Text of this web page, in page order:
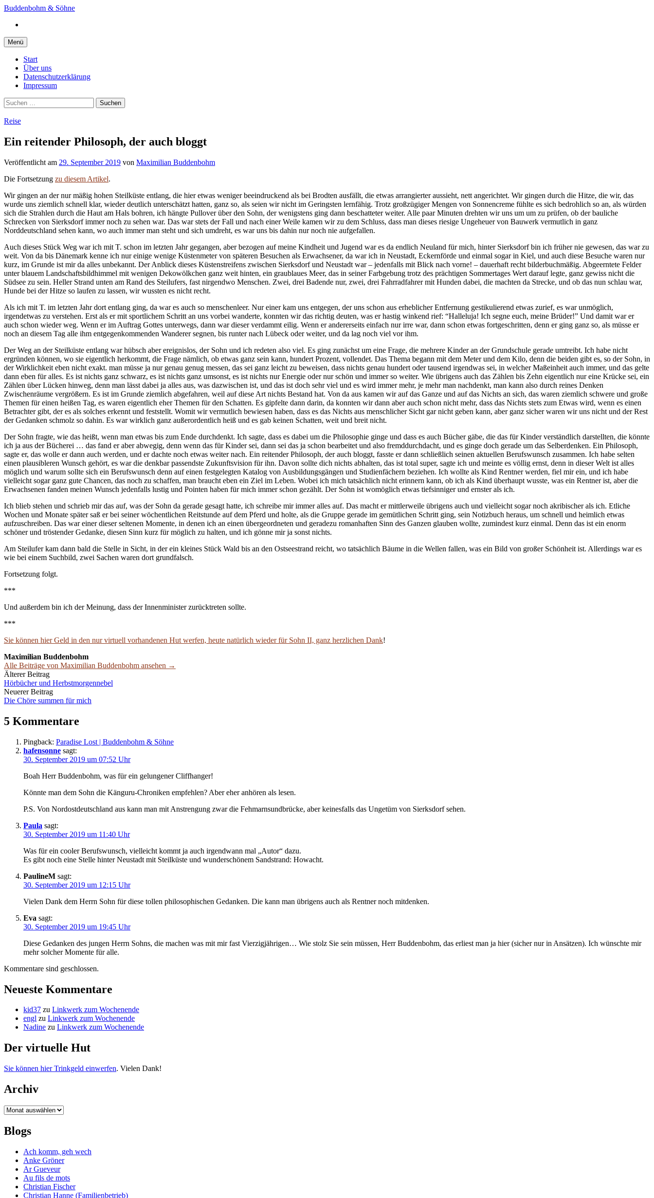
Springe
Inhalt
Buddenbohm & Söhne
Menü
Start
Über uns
Datenschutzerklärung
Impressum
Suchen
nach:
Reise
Ein reitender Philosoph, der auch bloggt
Veröffentlicht am 29. September 2019 von Maximilian Buddenbohm
Die Fortsetzung zu diesem Artikel.
Wir gingen an der nur mäßig hohen Steilküste entlang, die hier etwas weniger beeindruckend als bei Brodten ausfällt, die etwas arrangierter aussieht, nett angerichtet. Wir gingen durch die Hitze, die wir, das
wurde uns ziemlich schnell klar, wieder deutlich unterschätzt hatten, ganz so, als seien wir nicht im Geringsten lernfähig. Trotz großzügiger Mengen von Sonnencreme fühlte es sich bedrohlich so an, als würden
sich die Strahlen durch die Haut am Hals bohren, ich hängte Pullover über den Sohn, der wenigstens ging dann beschatteter weiter. Alle paar Minuten drehten wir uns um um zu prüfen, ob der bauliche
Schrecken von Sierksdorf immer noch zu sehen war. Das war stets der Fall und nach einer Weile kamen wir zu dem Schluss, dass man dieses riesige Ungeheuer von Bauwerk vermutlich in ganz
Norddeutschland sehen kann, wo auch immer man steht und sich umdreht, es war uns bis dahin nur noch nie aufgefallen.
Auch dieses Stück Weg war ich mit T. schon im letzten Jahr gegangen, aber bezogen auf meine Kindheit und Jugend war es da endlich Neuland für mich, hinter Sierksdorf bin ich früher nie gewesen, das war zu
weit. Von da bis Dänemark kenne ich nur einige wenige Küstenmeter von späteren Besuchen als Erwachsener, da war ich in Neustadt, Eckernförde und einmal sogar in Kiel, und auch diese Besuche waren nur
kurz, im Grunde ist mir da alles unbekannt. Der Anblick dieses Küstenstreifens zwischen Sierksdorf und Neustadt war – jedenfalls mit Blick nach vorne! – dauerhaft recht bilderbuchmäßig. Abgeerntete Felder
unter blauem Landschaftsbildhimmel mit wenigen Dekowölkchen ganz weit hinten, ein graublaues Meer, das in seiner Farbgebung trotz des prächtigen Sommertages Wert darauf legte, ganz gewiss nicht die
Südsee zu sein. Heller Strand unten am Rand des Steilufers, fast nirgendwo Menschen. Zwei, drei Badende nur, zwei, drei Fahrradfahrer mit Hunden dabei, die machten da Strecke, und ob das nun schlau war,
Hunde bei der Hitze so laufen zu lassen, wir wussten es nicht recht.
Als ich mit T. im letzten Jahr dort entlang ging, da war es auch so menschenleer. Nur einer kam uns entgegen, der uns schon aus erheblicher Entfernung gestikulierend etwas zurief, es war unmöglich,
irgendetwas zu verstehen. Erst als er mit sportlichem Schritt an uns vorbei wanderte, konnten wir das richtig deuten, was er hastig winkend rief: “Halleluja! Ich segne euch, meine Brüder!” Und damit war er
auch schon wieder weg. Wenn er im Auftrag Gottes unterwegs, dann war dieser verdammt eilig. Wenn er andererseits einfach nur irre war, dann schon etwas fortgeschritten, denn er ging ganz so, als müsse er
noch an diesem Tag alle ihm entgegenkommenden Wanderer segnen, bis runter nach Lübeck oder weiter, und da lag noch viel vor ihm.
Der Weg an der Steilküste entlang war hübsch aber ereignislos, der Sohn und ich redeten also viel. Es ging zunächst um eine Frage, die mehrere Kinder an der Grundschule gerade umtreibt. Ich habe nicht
ergründen können, wo sie eigentlich herkommt, die Frage nämlich, ob etwas ganz sein kann, hundert Prozent, vollendet. Das Thema begann mit dem Meter und dem Kilo, denn die beiden gibt es, so der Sohn, in
der Wirklichkeit eben nicht exakt. man müsse ja nur genau genug messen, das sei ganz leicht zu beweisen, dass nichts genau hundert oder tausend irgendwas sei, in welcher Maßeinheit auch immer, und das gelte
dann eben für alles. Es ist nichts ganz schwarz, es ist nichts ganz umsonst, es ist nichts nur Energie oder nur schön und immer so weiter. Wie übrigens auch das Zählen bis Zehn eigentlich nur eine Krücke sei, ein
Zählen über Lücken hinweg, denn man lässt dabei ja alles aus, was dazwischen ist, und das ist doch sehr viel und es wird immer mehr, je mehr man nachdenkt, man kann also durch reines Denken
Zwischenräume vergrößern. Es ist im Grunde ziemlich abgefahren, weil auf diese Art nichts Bestand hat. Von da aus kamen wir auf das Ganze und auf das Nichts an sich, das waren ziemlich schwere und große
Themen für einen heißen Tag, es waren eigentlich eher Themen für den Schatten. Es gipfelte dann darin, da konnten wir dann aber auch schon nicht mehr, dass das Nichts stets zum Etwas wird, wenn es einen
Betrachter gibt, der es als solches erkennt und feststellt. Womit wir vermutlich bewiesen haben, dass es das Nichts aus menschlicher Sicht gar nicht geben kann, aber ganz sicher waren wir uns nicht und der Rest
der Gedanken schmolz so dahin. Es war wirklich ganz außerordentlich heiß und es gab keinen Schatten, weit und breit nicht.
Der Sohn fragte, wie das heißt, wenn man etwas bis zum Ende durchdenkt. Ich sagte, dass es dabei um die Philosophie ginge und dass es auch Bücher gäbe, die das für Kinder verständlich darstellten, die könnte
ich ja aus der Bücherei … das fand er aber abwegig, denn wenn das für Kinder sei, dann sei das ja schon bearbeitet und also fremddurchdacht, und es ginge doch gerade um das Selberdenken. Ein Philosoph,
sagte er, das wolle er dann auch werden, und er dachte noch etwas weiter nach. Ein reitender Philosoph, der auch bloggt, fasste er dann schließlich seinen aktuellen Berufswunsch zusammen. Ich habe selten
einen plausibleren Wunsch gehört, es war die denkbar passendste Zukunftsvision für ihn. Davon sollte dich nichts abhalten, das ist total super, sagte ich und meinte es völlig ernst, denn in dieser Welt ist alles
möglich und warum sollte sich ein Berufswunsch denn auf einen festgelegten Katalog von Ausbildungsgängen und Studienfächern beziehen. Ich wollte als Kind Rentner werden, fiel mir ein, und ich habe
vielleicht sogar ganz gute Chancen, das noch zu schaffen, man braucht eben ein Ziel im Leben. Wobei ich mich tatsächlich nicht erinnern kann, ob ich als Kind überhaupt wusste, was ein Rentner ist, aber die
Erwachsenen fanden meinen Wunsch jedenfalls lustig und Pointen haben für mich immer schon gezählt. Der Sohn ist womöglich etwas tiefsinniger und ernster als ich.
Ich blieb stehen und schrieb mir das auf, was der Sohn da gerade gesagt hatte, ich schreibe mir immer alles auf. Das macht er mittlerweile übrigens auch und vielleicht sogar noch akribischer als ich. Etliche
Wochen und Monate später saß er bei seiner wöchentlichen Reitstunde auf dem Pferd und holte, als die Gruppe gerade im gemütlichen Schritt ging, sein Notizbuch heraus, um schnell und heimlich etwas
aufzuschreiben. Das war einer dieser seltenen Momente, in denen ich an einen übergeordneten und geradezu romanhaften Sinn des Ganzen glauben wollte, zumindest kurz einmal. Denn das ist ein enorm
schöner und tröstender Gedanke, diesen Sinn kurz für möglich zu halten, und ich gönne mir ja sonst nichts.
Am Steilufer kam dann bald die Stelle in Sicht, in der ein kleines Stück Wald bis an den Ostseestrand reicht, wo tatsächlich Bäume in die Wellen fallen, was ein Bild von großer Schönheit ist. Allerdings war es
wie bei einem Suchbild, zwei Sachen waren dort grundfalsch.
Fortsetzung folgt.
***
Und außerdem bin ich der Meinung, dass der Innenminister zurücktreten sollte.
***
Sie können hier Geld in den nur virtuell vorhandenen Hut werfen, heute natürlich wieder für Sohn II, ganz herzlichen Dank!
Maximilian Buddenbohm
Alle Beiträge von Maximilian Buddenbohm ansehen →
Beitrags-
Navigation
Älterer Beitrag
Hörbücher und Herbstmorgennebel
Neuerer Beitrag
Die Chöre summen für mich
5 Kommentare
Pingback: Paradise Lost | Buddenbohm & Söhne
hafensonne sagt:
30. September 2019 um 07:52 Uhr
Boah Herr Buddenbohm, was für ein gelungener Cliffhanger!
Könnte man dem Sohn die Känguru-Chroniken empfehlen? Aber eher anhören als lesen.
P.S. Von Nordostdeutschland aus kann man mit Anstrengung zwar die Fehmarnsundbrücke, aber keinesfalls das Ungetüm von Sierksdorf sehen.
Paula sagt:
30. September 2019 um 11:40 Uhr
Was für ein cooler Berufswunsch, vielleicht kommt ja auch irgendwann mal „Autor“ dazu.
Es gibt noch eine Stelle hinter Neustadt mit Steilküste und wunderschönem Sandstrand: Howacht.
PaulineM sagt:
30. September 2019 um 12:15 Uhr
Vielen Dank dem Herrn Sohn für diese tollen philosophischen Gedanken. Die kann man übrigens auch als Rentner noch mitdenken.
Eva sagt:
30. September 2019 um 19:45 Uhr
Diese Gedanken des jungen Herrn Sohns, die machen was mit mir fast Vierzigjährigen… Wie stolz Sie sein müssen, Herr Buddenbohm, das erliest man ja hier (sicher nur in Ansätzen). Ich wünschte mir
mehr solcher Momente für alle.
Kommentare sind geschlossen.
Neueste Kommentare
kid37 zu Linkwerk zum Wochenende
engl zu Linkwerk zum Wochenende
Nadine zu Linkwerk zum Wochenende
Der virtuelle Hut
Sie können hier Trinkgeld einwerfen. Vielen Dank!
Archiv
Archiv
Blogs
Ach komm, geh wech
Anke Gröner
Ar Gueveur
Au fils de mots
Christian Fischer
Christian Hanne (Familienbetrieb)